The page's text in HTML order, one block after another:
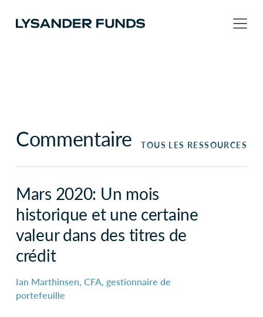
Commentaire TOUS LES RESSOURCES
Mars 2020: Un mois
historique et une certaine
valeur dans des titres de
crédit
Ian Marthinsen, CFA, gestionnaire de
portefeuille